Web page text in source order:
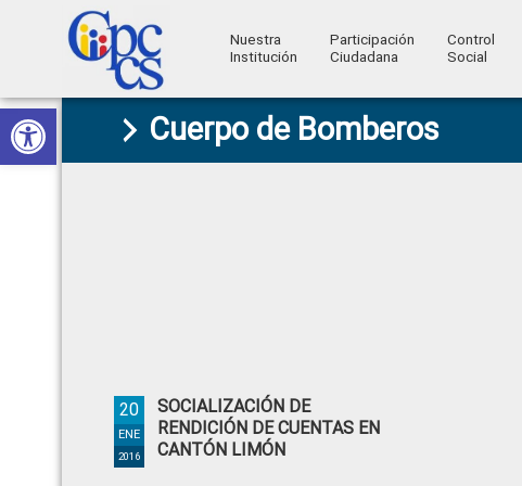
Abrir barra de herramientas
Skip
to
primary
Skip
to
main
Skip
to
primary
Skip
to
footer
Consejo
Construyendo
Ciudadano
Nuestra
Institución
Participación
Ciudadana
Control
Social
Cuerpo de Bomberos
SOCIALIZACIÓN DE
RENDICIÓN DE CUENTAS EN
CANTÓN LIMÓN
20
ENE
2016